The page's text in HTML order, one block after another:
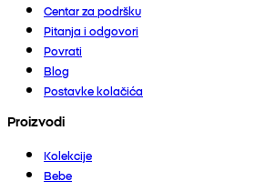
Centar za podršku
Pitanja i odgovori
Povrati
Blog
Postavke kolačića
Proizvodi
Kolekcije
Bebe